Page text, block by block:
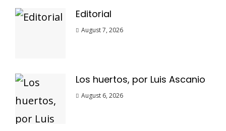
Editorial
August 7, 2026
Los huertos, por Luis Ascanio
August 6, 2026